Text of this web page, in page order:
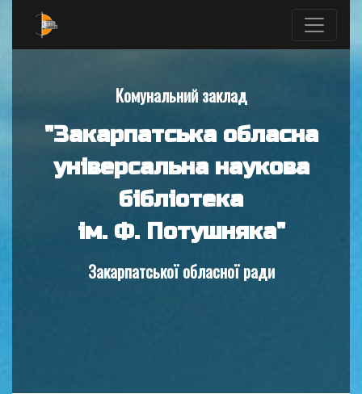
Комунальний заклад
"Закарпатська обласна
універсальна наукова
бібліотека
ім. Ф. Потушняка"
Закарпатської обласної ради